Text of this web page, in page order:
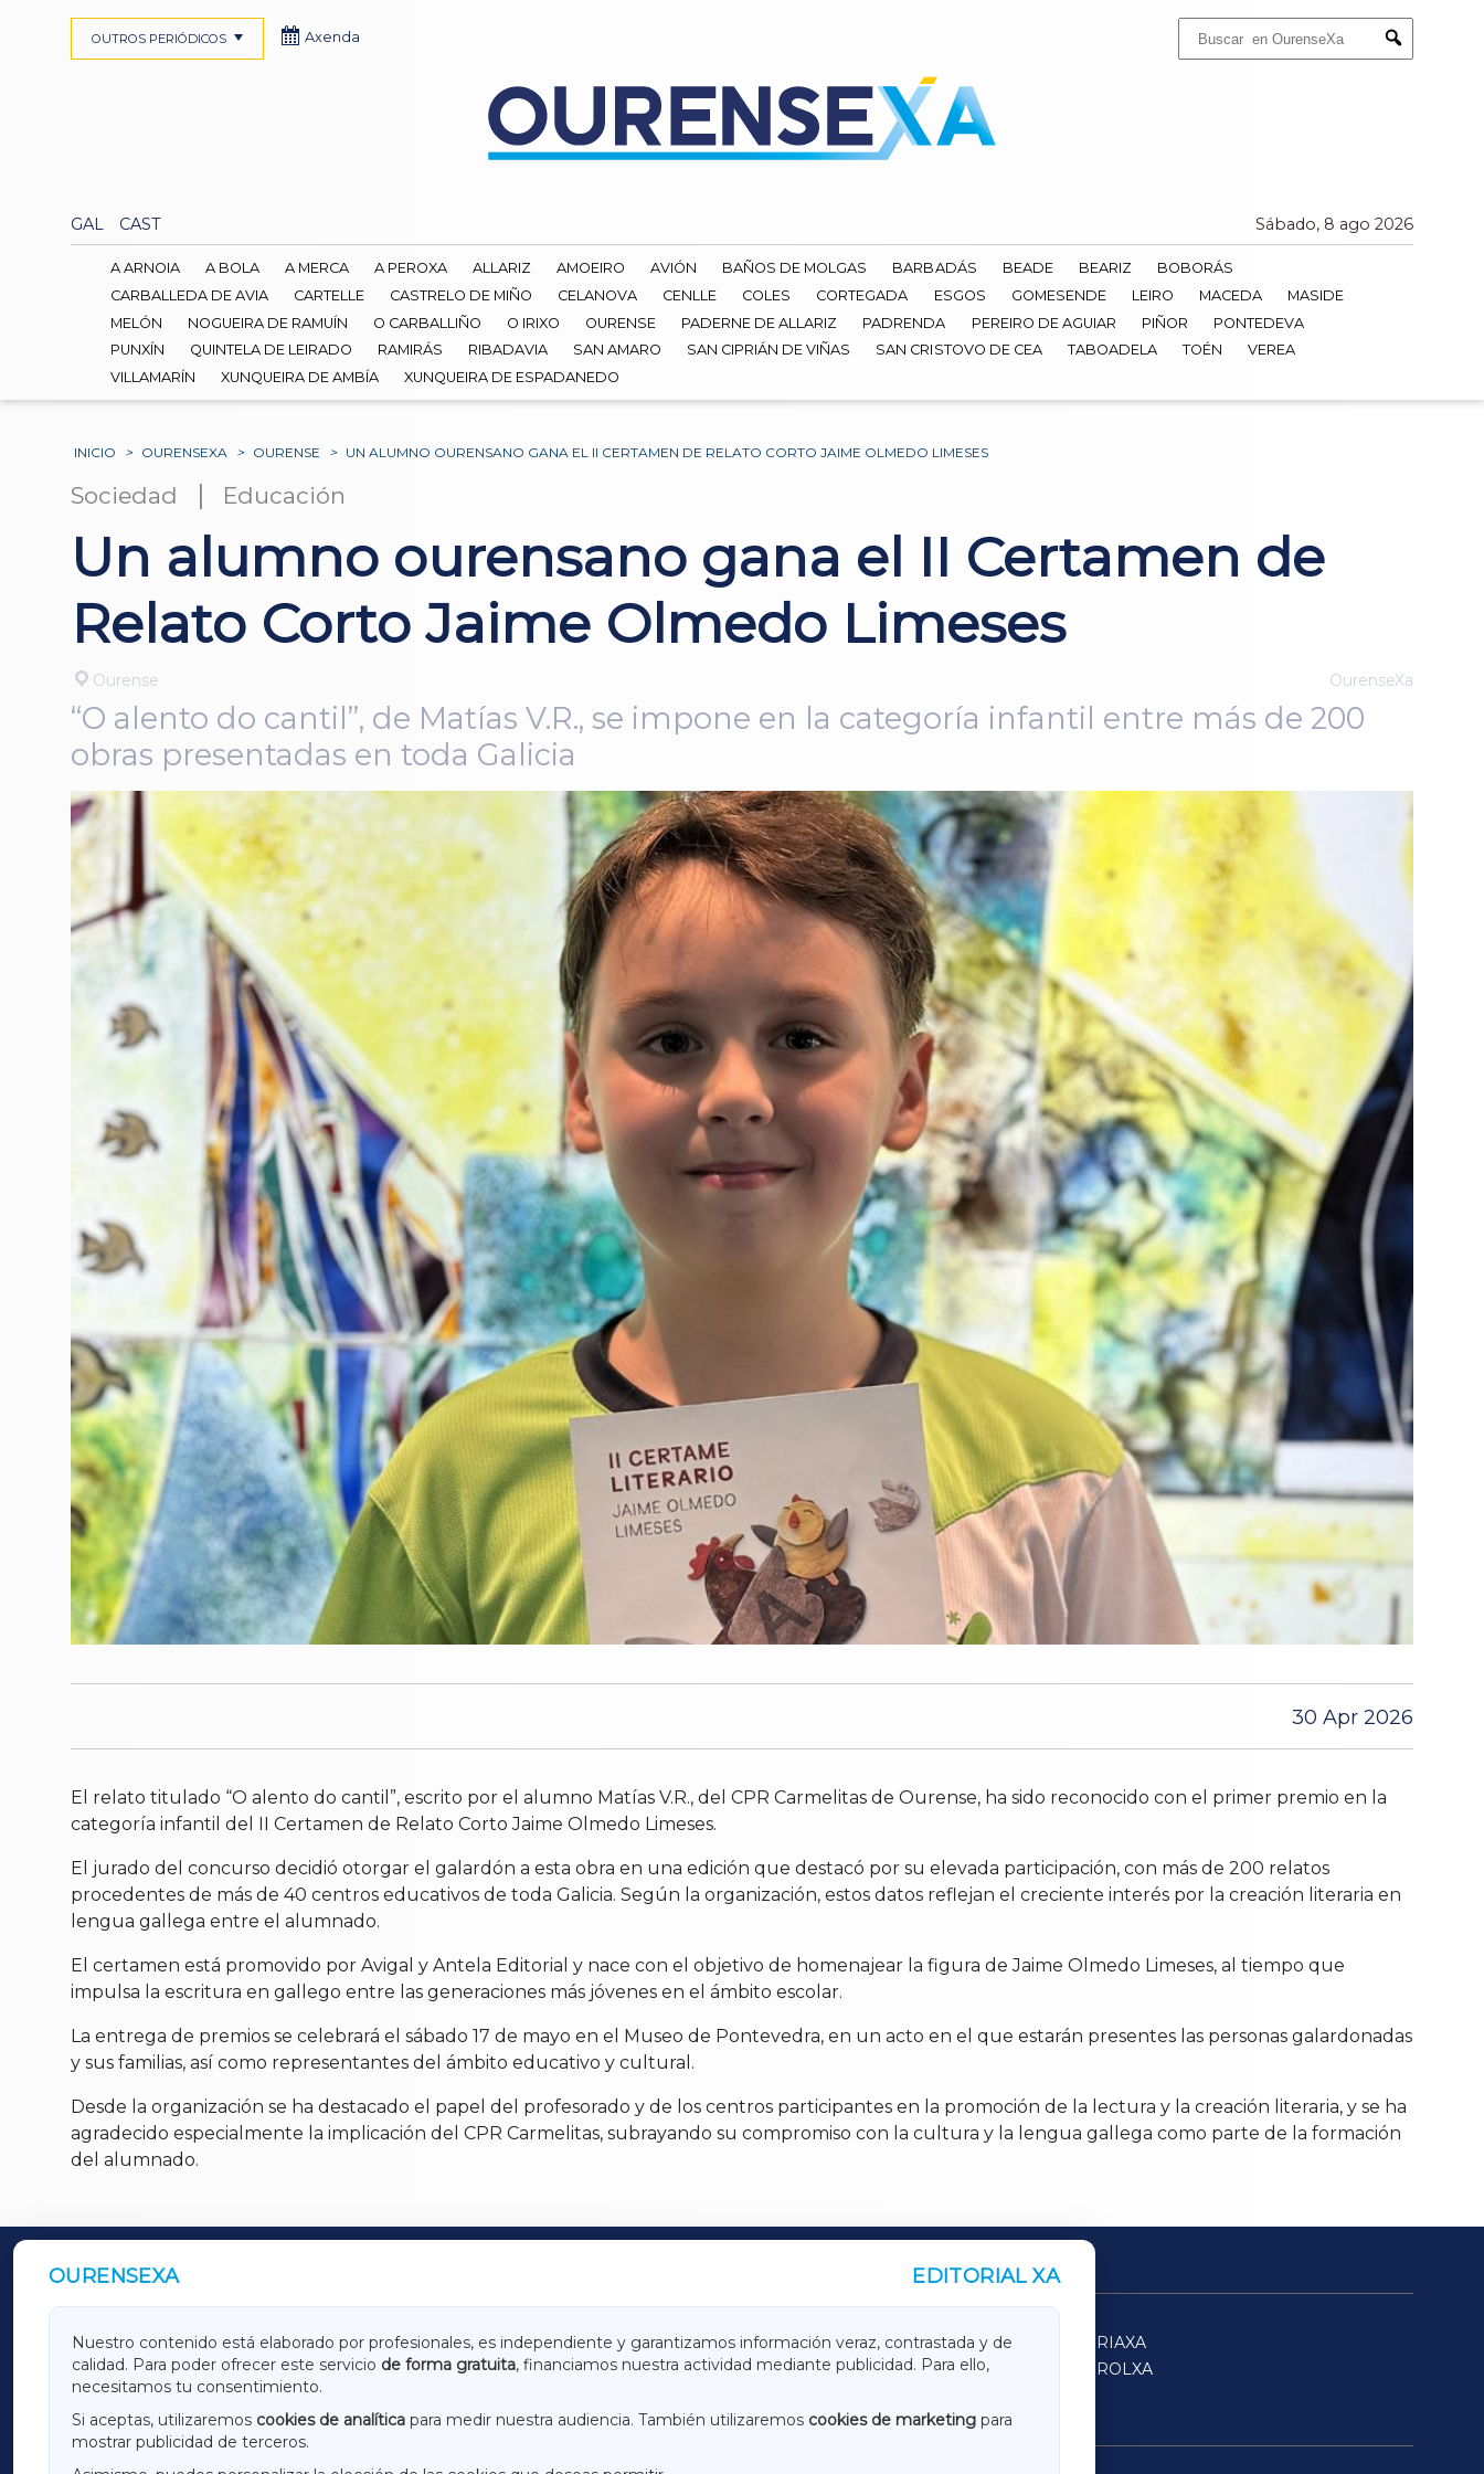
Submit
GAL CAST Sábado, 8 ago 2026
OUTROS PERIÓDICOS Axenda
A ARNOIA A BOLA A MERCA A PEROXA ALLARIZ AMOEIRO AVIÓN BAÑOS DE MOLGAS BARBADÁS BEADE BEARIZ
BOBORÁS
CARBALLEDA DE AVIA
CARTELLE CASTRELO DE MIÑO CELANOVA CENLLE COLES CORTEGADA ESGOS GOMESENDE LEIRO MACEDA
MASIDE
MELÓN
NOGUEIRA DE RAMUÍN O CARBALLIÑO O IRIXO OURENSE PADERNE DE ALLARIZ PADRENDA PEREIRO DE AGUIAR PIÑOR
PONTEDEVA
PUNXÍN
QUINTELA DE LEIRADO RAMIRÁS RIBADAVIA SAN AMARO SAN CIPRIÁN DE VIÑAS SAN CRISTOVO DE CEA TABOADELA TOÉN
VEREA
VILLAMARÍN
XUNQUEIRA DE AMBÍA XUNQUEIRA DE ESPADANEDO
INICIO > OURENSEXA > OURENSE > UN ALUMNO OURENSANO GANA EL II CERTAMEN DE RELATO CORTO JAIME OLMEDO LIMESES
Sociedad | Educación
Un alumno ourensano gana el II Certamen de
Relato Corto Jaime Olmedo Limeses
Ourense OurenseXa
“O alento do cantil”, de Matías V.R., se impone en la categoría infantil entre más de 200
obras presentadas en toda Galicia
30 Apr 2026
El relato titulado “O alento do cantil”, escrito por el alumno Matías V.R., del CPR Carmelitas de Ourense, ha sido reconocido con el primer premio en la
categoría infantil del II Certamen de Relato Corto Jaime Olmedo Limeses.
El jurado del concurso decidió otorgar el galardón a esta obra en una edición que destacó por su elevada participación, con más de 200 relatos
procedentes de más de 40 centros educativos de toda Galicia. Según la organización, estos datos reflejan el creciente interés por la creación literaria en
lengua gallega entre el alumnado.
El certamen está promovido por Avigal y Antela Editorial y nace con el objetivo de homenajear la figura de Jaime Olmedo Limeses, al tiempo que
impulsa la escritura en gallego entre las generaciones más jóvenes en el ámbito escolar.
La entrega de premios se celebrará el sábado 17 de mayo en el Museo de Pontevedra, en un acto en el que estarán presentes las personas galardonadas
y sus familias, así como representantes del ámbito educativo y cultural.
Desde la organización se ha destacado el papel del profesorado y de los centros participantes en la promoción de la lectura y la creación literaria, y se ha
agradecido especialmente la implicación del CPR Carmelitas, subrayando su compromiso con la cultura y la lengua gallega como parte de la formación
del alumnado.
OURENSEXA EDITORIAL XA
Nuestro contenido está elaborado por profesionales, es independiente y garantizamos información veraz, contrastada y de
calidad. Para poder ofrecer este servicio de forma gratuita, financiamos nuestra actividad mediante publicidad. Para ello,
necesitamos tu consentimiento.
Si aceptas, utilizaremos cookies de analítica para medir nuestra audiencia. También utilizaremos cookies de marketing para
mostrar publicidad de terceros.
OUTROS PERIÓDICOS
GALICIAXA LUGOXA TERRACHAXA
SARRIAXA
AMARIÑAXA
RIBEIRASACRAXA ACORUÑAXA
FERROLXA
OURENSEXA